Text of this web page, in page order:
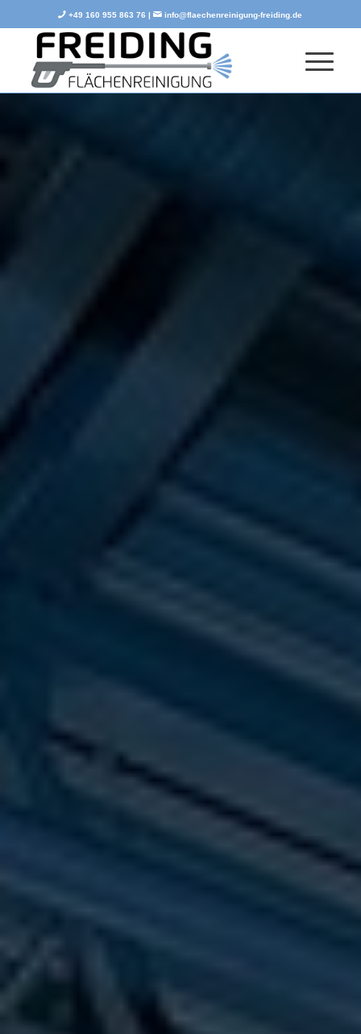
+49 160 955 863 76 | info@flaechenreinigung-freiding.de